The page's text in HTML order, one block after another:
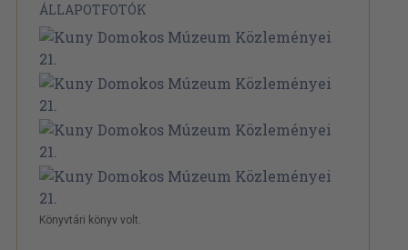
ÁLLAPOTFOTÓK
Könyvtári könyv volt.